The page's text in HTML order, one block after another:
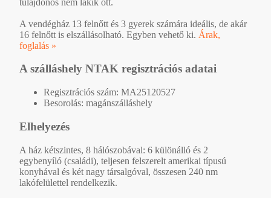
A vendégház 13 felnőtt és 3 gyerek számára ideális, de akár
16 felnőtt is elszállásolható. Egyben vehető ki. Árak,
foglalás »
A szálláshely NTAK regisztrációs adatai
Regisztrációs szám: MA25120527
Besorolás: magánszálláshely
Elhelyezés
A ház kétszintes, 8 hálószobával: 6 különálló és 2
egybenyíló (családi), teljesen felszerelt amerikai típusú
konyhával és két nagy társalgóval, összesen 240 nm
lakófelülettel rendelkezik.